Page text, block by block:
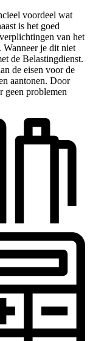
voordeel wat
is het goed
van het
Wanneer je dit niet
de Belastingdienst.
de eisen voor de
aantonen. Door
geen problemen